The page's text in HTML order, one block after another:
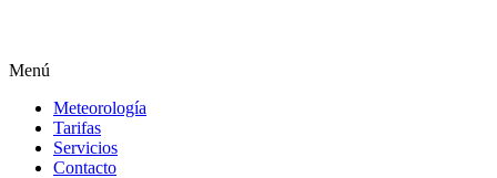
Menú
Meteorología
Tarifas
Servicios
Contacto